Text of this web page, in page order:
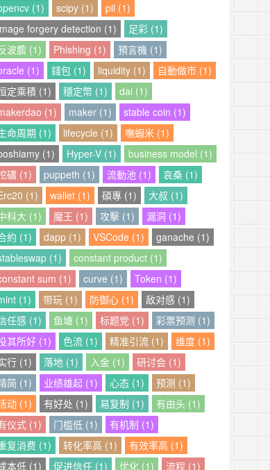
(1)
scipy (1)
pil (1)
forgery detection (1)
足彩 (1)
波膽 (1)
Phishing (1)
預言機 (1)
(1)
錢包 (1) liquidity (1)
自動做市 (1)
定乘積 (1)
穩定幣 (1)
dai (1)
(1)
maker (1)
stable coin (1)
命周期 (1)
lifecycle (1)
嘸蝦米 (1)
(1)
Hyper-V (1)
business model (1)
礦 (1)
puppeth (1) 流動池 (1)
哀桑 (1)
(1)
wallet (1) 碩專 (1)
大叔 (1)
科大 (1)
魔王 (1) 攻擊 (1)
漏洞 (1)
約 (1)
dapp (1) VSCode (1)
ganache (1)
(1)
constant product (1)
sum (1)
curve (1)
Token (1)
(1)
带玩 (1) 防御心 (1)
敌对感 (1)
任感 (1)
鱼塘 (1) 标题党 (1)
彩票预测 (1)
其所好 (1)
色流 (1) 精准引流 (1)
维度 (1)
行 (1)
落地 (1) 入金 (1)
研讨会 (1)
简 (1)
业绩雄起 (1) 心态 (1)
预测 (1)
动 (1)
有好处 (1) 易复制 (1)
有由头 (1)
仪式 (1)
门槛低 (1)
有机制 (1)
复消费 (1)
转化率高 (1)
有效率高 (1)
本低 (1)
促进信任 (1) 优化 (1) 流程 (1)